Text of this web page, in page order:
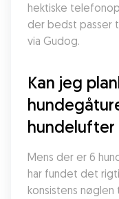
hektiske
der bedst passer
via Gudog.
Kan jeg
hundelufter
Mens der er 6
har fundet det
konsistens